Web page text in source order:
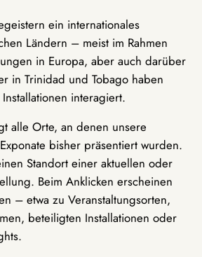
ein internationales
Ländern – meist im Rahmen
in Europa, aber auch darüber
in Trinidad und Tobago haben
interagiert.
alle Orte, an denen unsere
bisher präsentiert wurden.
Standort einer aktuellen oder
Beim Anklicken erscheinen
– etwa zu Veranstaltungsorten,
beteiligten Installationen oder